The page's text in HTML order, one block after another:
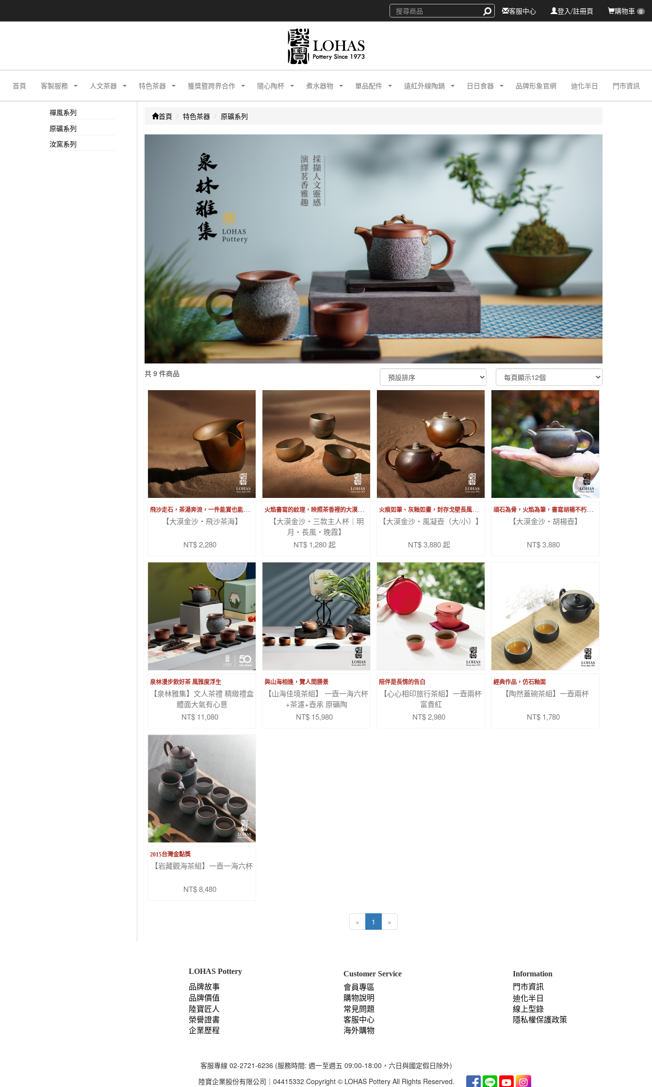
購物車 0
登入/註冊頁
客服中心
首頁 客製服務 人文茶器 特色茶器 獲獎暨跨界合作 隨心陶杯 煮水器物 單品配件 遠紅外線陶鍋 日日食器 品牌形象官網 迪化半日 門市資訊
禪風系列
原礦系列
汝窯系列
首頁 特色茶器 原礦系列
共 9 件商品
顯示篩選條件
飛
沙走石，茶湯奔流，一件能賞也能用的茶席風景
【大漠金沙・飛沙茶海】
NT$ 2,280
火
焰書寫的紋理，映照茶香裡的大漠詩意
【大漠金沙・三款主人杯｜明
月・長風・晚霞】
NT$ 1,280 起
火
痕如筆、灰釉如畫，封存戈壁長風的壺中風景
【大漠金沙・風凝壺（大/小）】
NT$ 3,880 起
頑
石為骨，火焰為筆，書寫胡楊不朽的生命詩篇
【大漠金沙・胡楊壺】
NT$ 3,880
泉林漫步飲好茶 風雅度浮生
【泉林雅集】文人茶禮 精緻禮盒
體面大氣有心意
NT$ 11,080
與山海相逢，覽人間勝景
【山海佳境茶組】 一壺一海六杯
+茶濾+壺承 原礦陶
NT$ 15,980
陪伴是長情的告白
【心心相印旅行茶組】一壺兩杯
富貴紅
NT$ 2,980
經典作品，仿石釉面
【陶然蓋碗茶組】一壺兩杯
NT$ 1,780
2015台灣金點獎
【岩藏觀海茶組】一壺一海六杯
NT$ 8,480
« 1 »
LOHAS Pottery Customer Service
Information
品牌故事
會員專區
門市資訊
品牌價值
購物說明
迪化半日
陸寶匠人
常見問題
線上型錄
榮譽證書
客服中心
隱私權保護政策
企業歷程
海外購物
客服專線 02-2721-6236 (服務時間: 週一至週五 09:00-18:00，六日與國定假日除外)
陸寶企業股份有限公司｜04415332 Copyright © LOHAS Pottery All Rights Reserved.